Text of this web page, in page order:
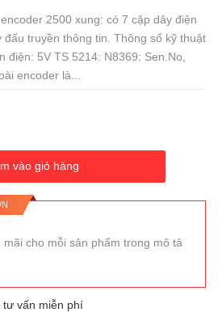
2500 xung: có 7 cặp dây điện
truyền thông tin. Thông số kỹ thuật
điện: 5V TS 5214: N8369: Sen.No,
encoder là...
vào giỏ hàng
cho mỗi sản phẩm trong mô tả
vấn miễn phí